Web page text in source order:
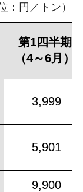
：円／トン）
第1四半期
（4～6月）
3,999
5,901
9,900